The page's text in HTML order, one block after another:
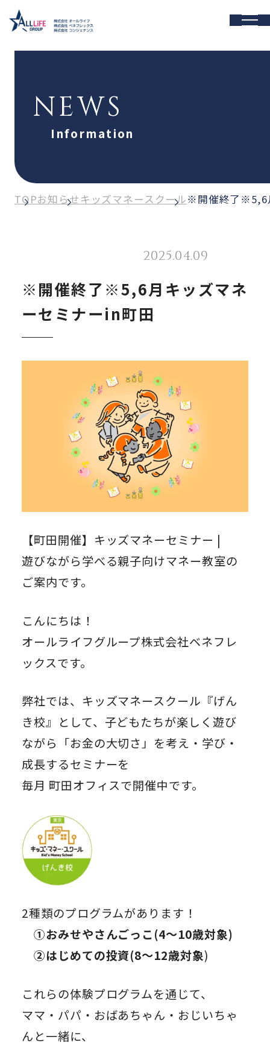
NEWS
Information
TOPお知らせキッズマネースクール※開催終了※5,6
2025.04.09
※開催終了※5,6月キッズマネ
ーセミナーin町田
【町田開催】キッズマネーセミナー |
遊びながら学べる親子向けマネー教室の
ご案内です。
こんにちは！
オールライフグループ株式会社ベネフレ
ックスです。
弊社では、キッズマネースクール『げん
き校』として、子どもたちが楽しく遊び
ながら「お金の大切さ」を考え・学び・
成長するセミナーを
毎月 町田オフィスで開催中です。
2種類のプログラムがあります！
①おみせやさんごっこ(4～10歳対象)
②はじめての投資(8～12歳対象)
これらの体験プログラムを通じて、
ママ・パパ・おばあちゃん・おじいちゃ
んと一緒に、